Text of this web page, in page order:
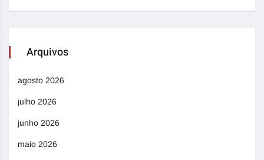
Arquivos
agosto 2026
julho 2026
junho 2026
maio 2026